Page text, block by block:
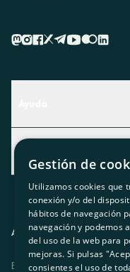
Descubre qué
Contacto
Actualidad
El rincón de la socia
Prensa
Trabaja con nosotros
Aviso legalPolítica de
ES CAGLEU
Gestión de
Utilizamos cookies que
conexión y/o del
hábitos de navegación
navegación y podemos
del uso de la web para
mejoras. Si pulsas
consientes el uso de